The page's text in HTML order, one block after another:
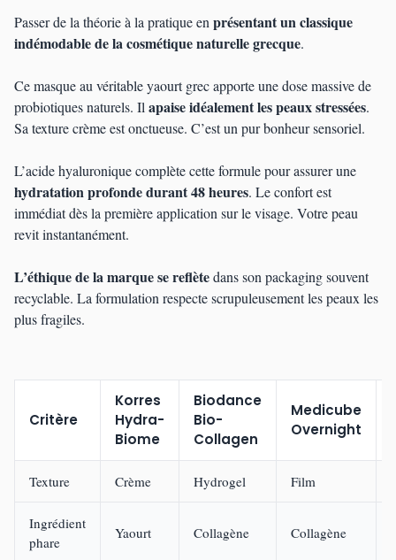
Passer de la théorie à la pratique en présentant un classique
indémodable de la cosmétique naturelle grecque.
Ce masque au véritable yaourt grec apporte une dose massive de
probiotiques naturels. Il apaise idéalement les peaux stressées.
Sa texture crème est onctueuse. C’est un pur bonheur sensoriel.
L’acide hyaluronique complète cette formule pour assurer une
hydratation profonde durant 48 heures. Le confort est
immédiat dès la première application sur le visage. Votre peau
revit instantanément.
L’éthique de la marque se reflètedans son packaging souvent
recyclable. La formulation respecte scrupuleusement les peaux les
plus fragiles.
Critère
Korres
Hydra-
Biome
Biodance
Bio-
Collagen
Medicube
Overnight
Texture Crème Hydrogel Film
Ingrédient
phare
Yaourt Collagène Collagène